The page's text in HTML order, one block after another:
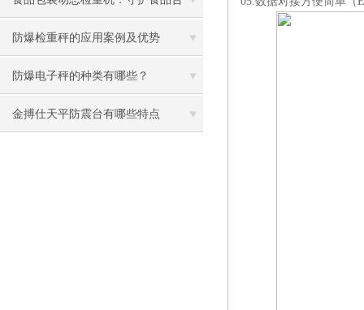
规，赋能高效生产
防爆检重秤的应用案例及优势
防爆电子秤的种类有哪些？
金搏仕天平防震台有哪些特点